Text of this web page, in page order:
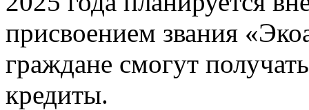
присвоением звания
граждане смогут
кредиты.